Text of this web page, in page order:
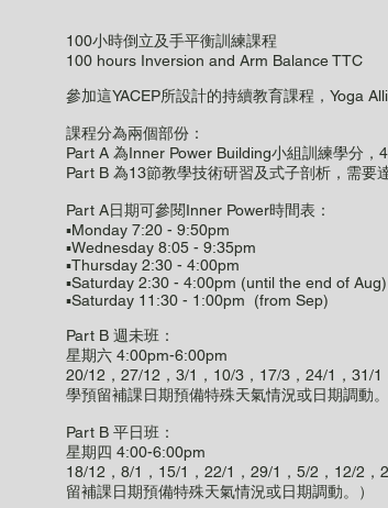
100小時倒立及手平衡訓練課程
100 hours Inversion and Arm Balance TTC
參加這YACEP所設計的持續教育課程，Yoga
課程分為兩個部份：
Part A 為Inner Power Building小組訓練學分，
Part B 為13節教學技術研習及式子剖析，需要
Part A日期可參閱Inner Power時間表：
▪️Monday 7:20 - 9:50pm
▪️Wednesday 8:05 - 9:35pm
▪️Thursday 2:30 - 4:00pm
▪️Saturday 2:30 - 4:00pm (until the end of Aug)
▪️Saturday 11:30 - 1:00pm (from Sep)
Part B 週未班：
星期六 4:00pm-6:00pm
20/12，27/12，3/1，10/3，17/3，24/1，31/
學預留補課日期預備特殊天氣情況或日期調動。
Part B 平日班：
星期四 4:00-6:00pm
18/12，8/1，15/1，22/1，29/1，5/2，12/2
留補課日期預備特殊天氣情況或日期調動。）